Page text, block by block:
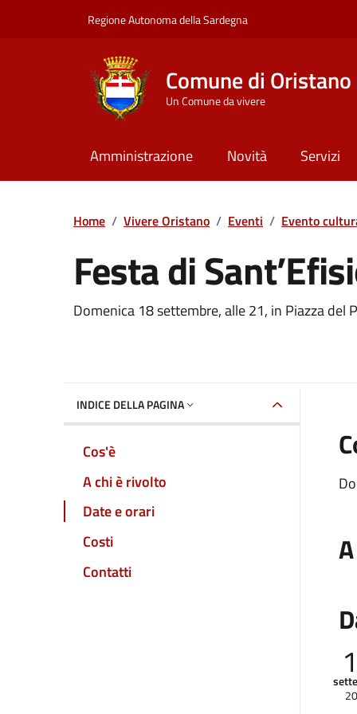
Regione Autonoma della Sardegna
Comune di Oristano
Un Comune da vivere
Amministrazione Novità Servizi
Home / Vivere Oristano / Eventi / Evento
Festa di
Dettaglio
Domenica 18 settembre, alle 21, in Piazza del
INDICE DELLA PAGINA
Cos'è
A chi è rivolto
Date e orari
Costi
Contatti